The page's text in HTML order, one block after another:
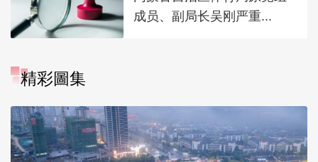
成员、副局长吴刚严重...
精彩圖集